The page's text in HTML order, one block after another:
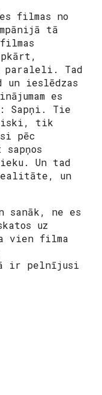
filmas no
tā
paraleli. Tad
un ieslēdzas
es
Sapņi. Tie
tik
pēc
sapņos
Un tad
un
sanāk, ne es
uz
vien filma
tā ir pelnījusi